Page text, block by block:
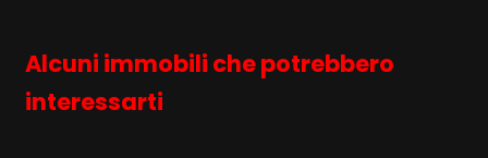
Alcuni immobili che potrebbero
interessarti